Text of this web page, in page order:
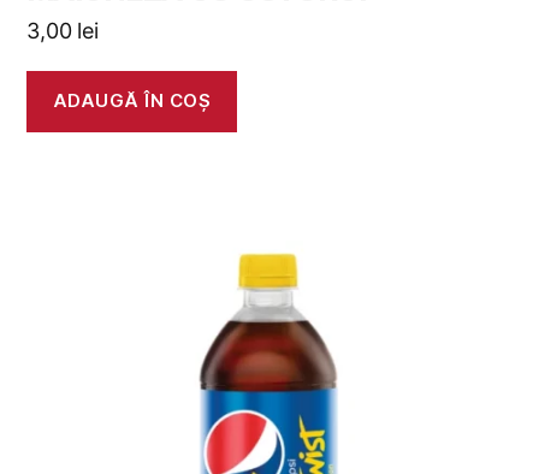
3,00 lei
ADAUGĂ ÎN COȘ